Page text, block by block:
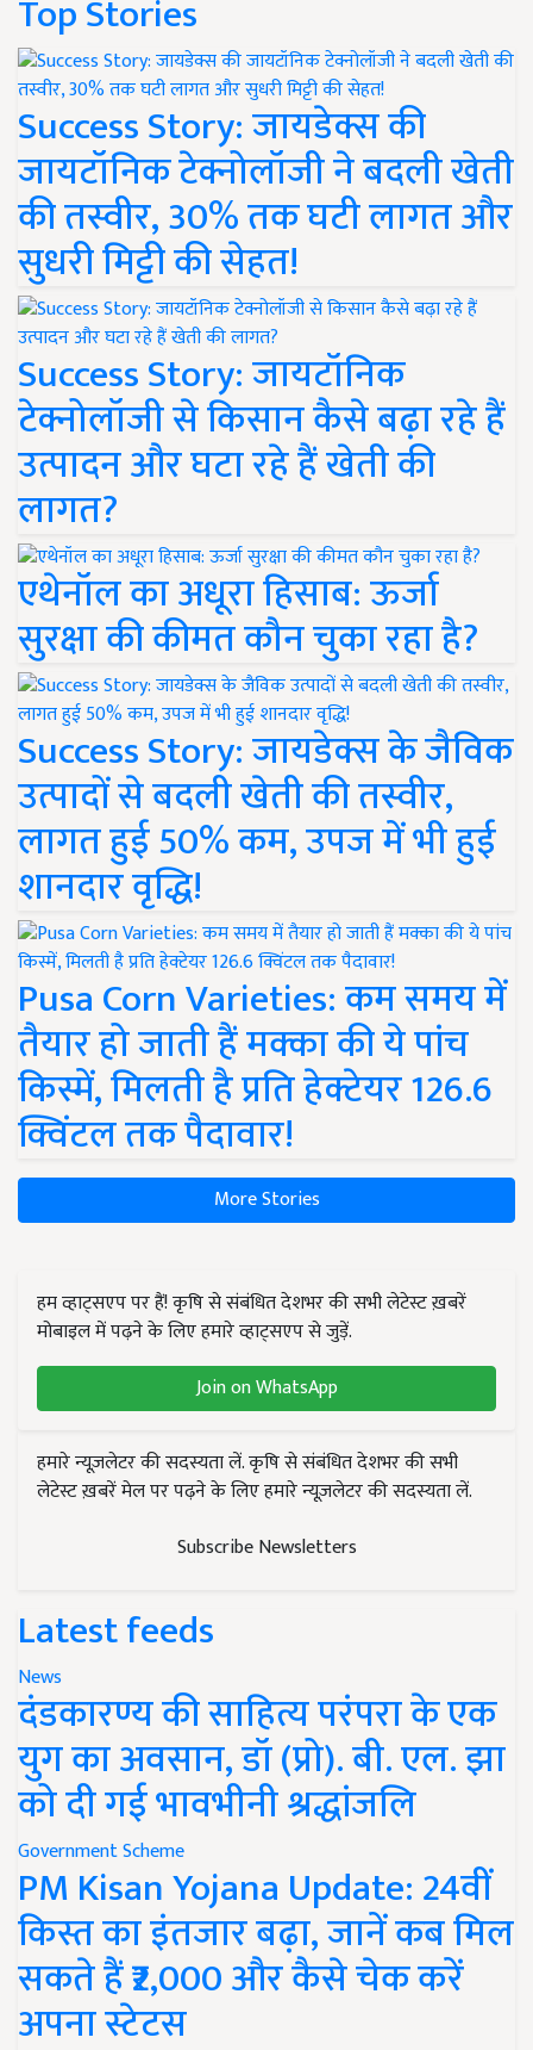
Top Stories
Success Story: जायडेक्स की
जायटॉनिक टेक्नोलॉजी ने बदली खेती
की तस्वीर, 30% तक घटी लागत और
सुधरी मिट्टी की सेहत!
Success Story: जायटॉनिक
टेक्नोलॉजी से किसान कैसे बढ़ा रहे हैं
उत्पादन और घटा रहे हैं खेती की
लागत?
एथेनॉल का अधूरा हिसाब: ऊर्जा
सुरक्षा की कीमत कौन चुका रहा है?
Success Story: जायडेक्स के जैविक
उत्पादों से बदली खेती की तस्वीर,
लागत हुई 50% कम, उपज में भी हुई
शानदार वृद्धि!
Pusa Corn Varieties: कम समय में
तैयार हो जाती हैं मक्का की ये पांच
किस्में, मिलती है प्रति हेक्टेयर 126.6
क्विंटल तक पैदावार!
More Stories
हम व्हाट्सएप पर हैं! कृषि से संबंधित देशभर की सभी लेटेस्ट ख़बरें
मोबाइल में पढ़ने के लिए हमारे व्हाट्सएप से जुड़ें.
Join on WhatsApp
हमारे न्यूज़लेटर की सदस्यता लें. कृषि से संबंधित देशभर की सभी
लेटेस्ट ख़बरें मेल पर पढ़ने के लिए हमारे न्यूज़लेटर की सदस्यता लें.
Subscribe Newsletters
Latest feeds
News
दंडकारण्य की साहित्य परंपरा के एक
युग का अवसान, डॉ (प्रो). बी. एल. झा
को दी गई भावभीनी श्रद्धांजलि
Government Scheme
PM Kisan Yojana Update: 24वीं
किस्त का इंतजार बढ़ा, जानें कब मिल
सकते हैं ₹2,000 और कैसे चेक करें
अपना स्टेटस